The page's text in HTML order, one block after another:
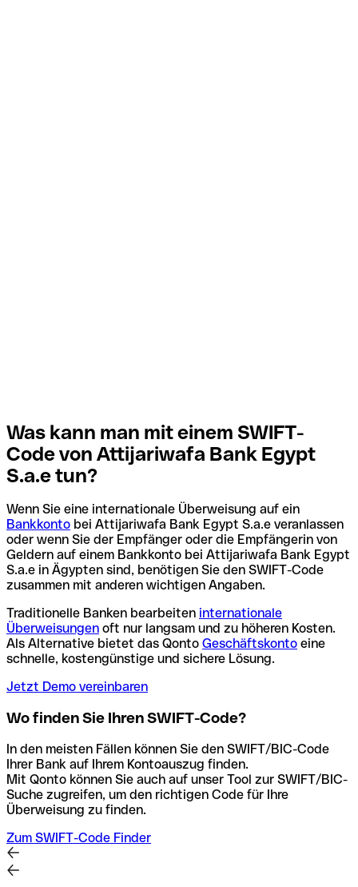
Was kann man mit einem SWIFT-
Code von Attijariwafa Bank Egypt
S.a.e tun?
Wenn Sie eine internationale Überweisung auf ein
Bankkonto bei Attijariwafa Bank Egypt S.a.e veranlassen
oder wenn Sie der Empfänger oder die Empfängerin von
Geldern auf einem Bankkonto bei Attijariwafa Bank Egypt
S.a.e in Ägypten sind, benötigen Sie den SWIFT-Code
zusammen mit anderen wichtigen Angaben.
Traditionelle Banken bearbeiten internationale
Überweisungen oft nur langsam und zu höheren Kosten.
Als Alternative bietet das Qonto Geschäftskonto eine
schnelle, kostengünstige und sichere Lösung.
Jetzt Demo vereinbaren
Wo finden Sie Ihren SWIFT-Code?
In den meisten Fällen können Sie den SWIFT/BIC-Code
Ihrer Bank auf Ihrem Kontoauszug finden.
Mit Qonto können Sie auch auf unser Tool zur SWIFT/BIC-
Suche zugreifen, um den richtigen Code für Ihre
Überweisung zu finden.
Zum SWIFT-Code Finder